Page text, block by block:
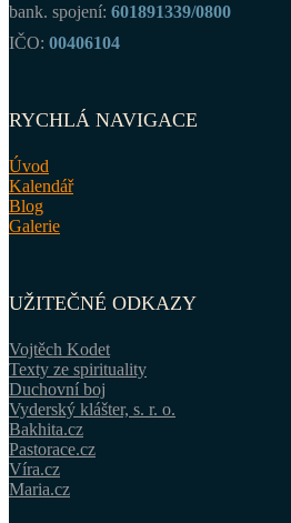
bank. spojení: 601891339/0800
IČO: 00406104
RYCHLÁ NAVIGACE
Úvod
Kalendář
Blog
Galerie
UŽITEČNÉ ODKAZY
Vojtěch Kodet
Texty ze spirituality
Duchovní boj
Vyderský klášter, s. r. o.
Bakhita.cz
Pastorace.cz
Víra.cz
Maria.cz